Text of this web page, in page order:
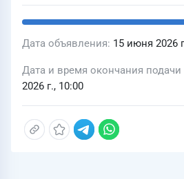
Дата объявления 15 июня 2026
Дата и время окончания подачи
2026 г., 10:00